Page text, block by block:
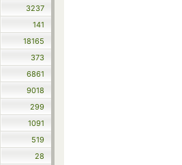
3237
141
18165
373
6861
9018
299
1091
519
28